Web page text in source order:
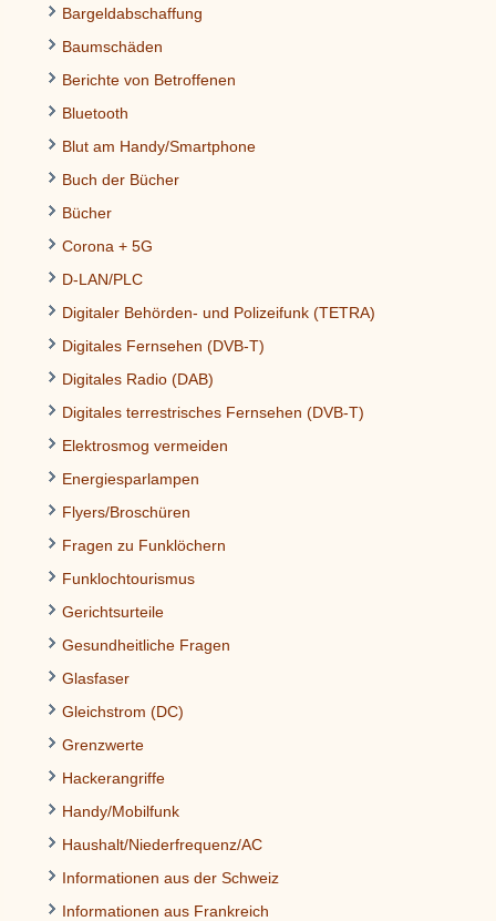
Bargeldabschaffung
Baumschäden
Berichte von Betroffenen
Bluetooth
Blut am Handy/Smartphone
Buch der Bücher
Bücher
Corona + 5G
D-LAN/PLC
Digitaler Behörden- und Polizeifunk (TETRA)
Digitales Fernsehen (DVB-T)
Digitales Radio (DAB)
Digitales terrestrisches Fernsehen (DVB-T)
Elektrosmog vermeiden
Energiesparlampen
Flyers/Broschüren
Fragen zu Funklöchern
Funklochtourismus
Gerichtsurteile
Gesundheitliche Fragen
Glasfaser
Gleichstrom (DC)
Grenzwerte
Hackerangriffe
Handy/Mobilfunk
Haushalt/Niederfrequenz/AC
Informationen aus der Schweiz
Informationen aus Frankreich